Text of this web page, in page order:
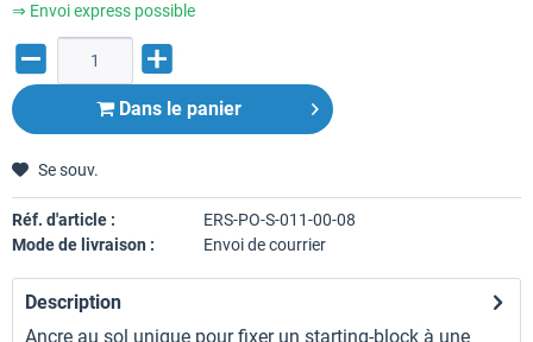
⇒ Envoi express possible
Dans le panier
Se souv.
Réf. d'article :
ERS-PO-S-011-00-08
Mode de livraison :
Envoi de courrier
Description
Ancre au sol unique pour fixer un starting-block à une